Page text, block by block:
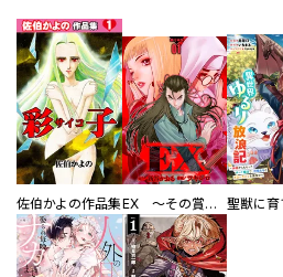
佐伯かよの作品集 EX ～その賞金稼ぎは、世界の出口を探す～【単行本版】